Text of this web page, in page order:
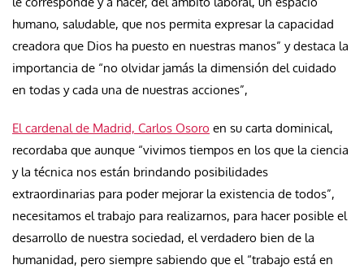
humano, saludable, que nos permita expresar la capacidad
creadora que Dios ha puesto en nuestras manos” y destaca la
importancia de “no olvidar jamás la dimensión del cuidado
en todas y cada una de nuestras acciones”,
El cardenal de Madrid, Carlos Osoro en su carta dominical,
recordaba que aunque “vivimos tiempos en los que la ciencia
y la técnica nos están brindando posibilidades
extraordinarias para poder mejorar la existencia de todos”,
necesitamos el trabajo para realizarnos, para hacer posible el
desarrollo de nuestra sociedad, el verdadero bien de la
humanidad, pero siempre sabiendo que el “trabajo está en